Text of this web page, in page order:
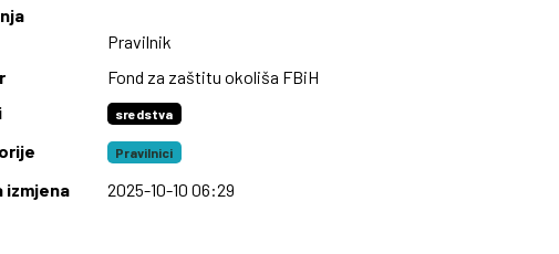
Pravilnik
Fond za zaštitu okoliša FBiH
sredstva
Pravilnici
izmjena 2025-10-10 06:29